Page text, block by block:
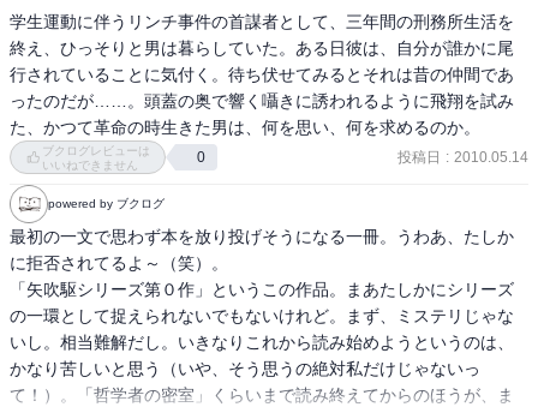
る。まだ、荒けづりだ。この本を最初に読んだら、矢吹駆シリーズ
は読まなかったと思う。
しかもこれは、長い戦いの始まりにすぎない
学生運動に伴うリンチ事件の首謀者として、三年間の刑務所生活を
終え、ひっそりと男は暮らしていた。ある日彼は、自分が誰かに尾
行されていることに気付く。待ち伏せてみるとそれは昔の仲間であ
ったのだが……。頭蓋の奥で響く囁きに誘われるように飛翔を試み
た、かつて革命の時生きた男は、何を思い、何を求めるのか。
ブクログレビューは
いいねできません
0 投稿日 : 2010.05.14
powered by ブクログ
最初の一文で思わず本を放り投げそうになる一冊。うわあ、たしか
に拒否されてるよ～（笑）。
「矢吹駆シリーズ第０作」というこの作品。まあたしかにシリーズ
の一環として捉えられないでもないけれど。まず、ミステリじゃな
いし。相当難解だし。いきなりこれから読み始めようというのは、
かなり苦しいと思う（いや、そう思うの絶対私だけじゃないっ
て！）。「哲学者の密室」くらいまで読み終えてからのほうが、ま